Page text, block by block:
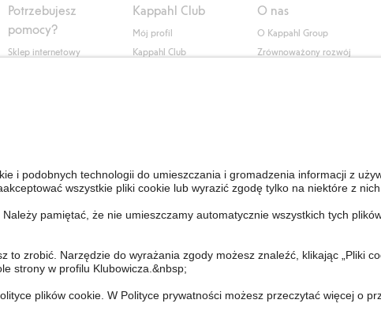
Potrzebujesz
pomocy?
Sklep internetowy
Personal Styling
Odstąp od umowy
Kappahl Club
Mój profil
Kappahl Club
O nas
O Kappahl Group
Zrównoważony rozwój